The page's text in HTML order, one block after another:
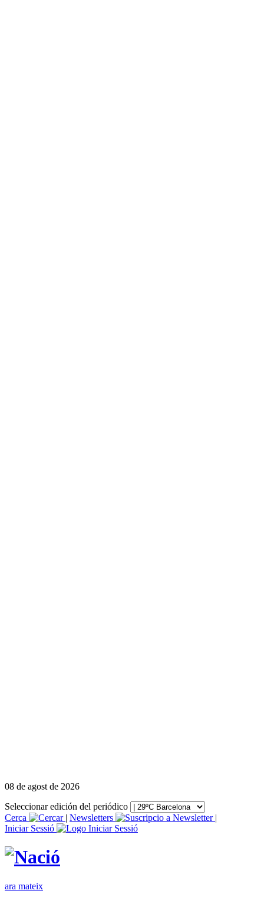
08 de agost de 2026
Seleccionar edición del periódico
Cerca
| Newsletters
|
Iniciar Sessió
ara mateix